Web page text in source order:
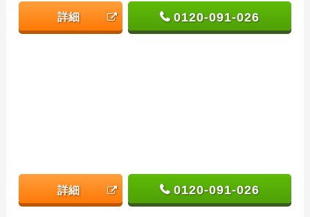
詳細 0120-091-026
詳細 0120-091-026